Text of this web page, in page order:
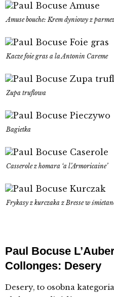
Amuse bouche: Krem dyniowy z
Kacze foie gras a la Antonin Careme
Zupa truflowa
Bagietka
Casserole z homara ‘a l’Armoricaine’
Frykasy z kurczaka z Bresse w
Paul Bocuse
Collonges: Desery
Desery, to osobna